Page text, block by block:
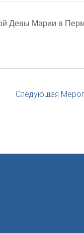
Девы Марии в
Следующая